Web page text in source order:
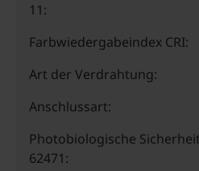
11:
Farbwiedergabeindex CRI:
Art der Verdrahtung:
Anschlussart:
Photobiologische
62471: